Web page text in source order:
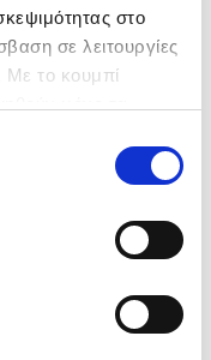
στο
σε λειτουργίες
Με το κουμπί
ενεργοποιηθούν όλες
Πολιτική
Cookies και
από τα